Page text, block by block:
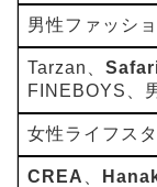
男性ファッシ
Tarzan、
FINEBOYS、
女性ライフス
CREA